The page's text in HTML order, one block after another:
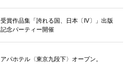
受賞作品集「誇れる国、日本〔IV〕」出版
記念パーティー開催
アパホテル〈東京九段下〉オープン。